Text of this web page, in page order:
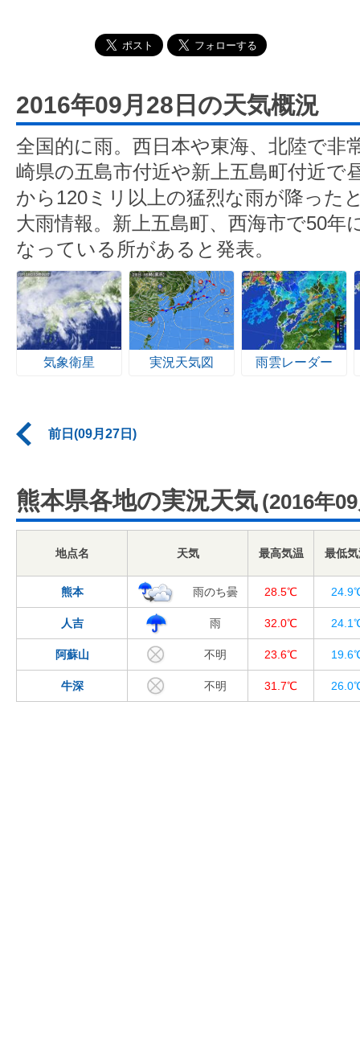
2016年09月28日の天気概況
全国的に雨。西日本や東海、北陸で非
崎県の五島市付近や新上五島町付近で
から120ミリ以上の猛烈な雨が降った
大雨情報。新上五島町、西海市で50年
なっている所があると発表。
気象衛星 実況天気図 雨雲レーダー
前日(09月27日)
熊本県各地の実況天気 (2016年
地点名 天気 最高気温 最低
熊本 雨のち曇 28.5℃
人吉 雨 32.0℃
阿蘇山 不明 23.6℃
牛深 不明 31.7℃